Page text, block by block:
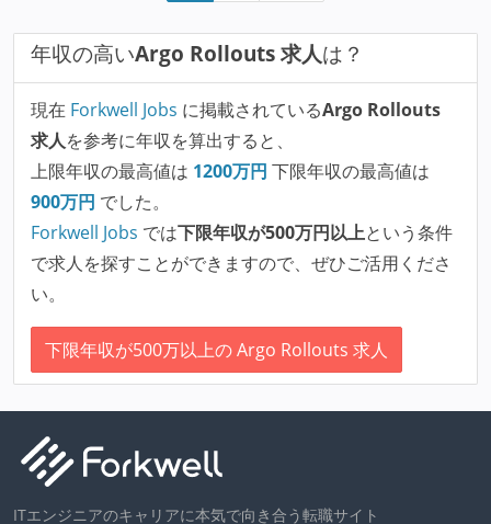
年収の高いArgo Rollouts 求人は？
現在 Forkwell Jobs に掲載されているArgo Rollouts
求人を参考に年収を算出すると、
上限年収の最高値は 1200万円 下限年収の最高値は
900万円 でした。
Forkwell Jobs では下限年収が500万円以上という条件
で求人を探すことができますので、ぜひご活用くださ
い。
下限年収が500万以上の Argo Rollouts 求人
ITエンジニアのキャリアに本気で向き合う転職サイト